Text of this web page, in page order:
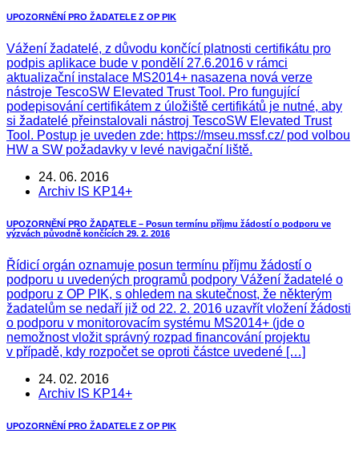
UPOZORNĚNÍ PRO ŽADATELE Z OP PIK
Vážení žadatelé, z důvodu končící platnosti certifikátu pro
podpis aplikace bude v pondělí 27.6.2016 v rámci
aktualizační instalace MS2014+ nasazena nová verze
nástroje TescoSW Elevated Trust Tool. Pro fungující
podepisování certifikátem z úložiště certifikátů je nutné, aby
si žadatelé přeinstalovali nástroj TescoSW Elevated Trust
Tool. Postup je uveden zde: https://mseu.mssf.cz/ pod volbou
HW a SW požadavky v levé navigační liště.
24. 06. 2016
Archiv IS KP14+
UPOZORNĚNÍ PRO ŽADATELE – Posun termínu příjmu žádostí o podporu ve
výzvách původně končících 29. 2. 2016
Řídicí orgán oznamuje posun termínu příjmu žádostí o
podporu u uvedených programů podpory Vážení žadatelé o
podporu z OP PIK, s ohledem na skutečnost, že některým
žadatelům se nedaří již od 22. 2. 2016 uzavřít vložení žádosti
o podporu v monitorovacím systému MS2014+ (jde o
nemožnost vložit správný rozpad financování projektu
v případě, kdy rozpočet se oproti částce uvedené […]
24. 02. 2016
Archiv IS KP14+
UPOZORNĚNÍ PRO ŽADATELE Z OP PIK